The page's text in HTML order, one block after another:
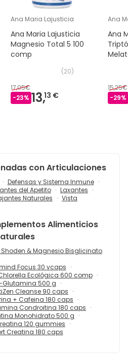
Ana Maria Lajusticia
Ana Maria Lajusticia
Magnesio Total 5 100
comp
(20)
17,05€
-23% 13,13 €
Ana
Ana
15,25€
-29%
con Articulaciones
Defensas y Sistema Inmune
del Apetito
Laxantes
Naturales Vista
Alimenticios
& Magnesio Bisglicinato
Focus 30 vcaps
Ecológica 600 comp
Glutamina 500 g
Cleanse 90 caps
+ Cafeina 180 caps
Condroitina 180 caps
Monohidrato 500 g
120 gummies
Creatina 180 caps